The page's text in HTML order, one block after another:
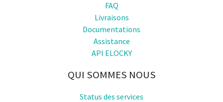
FAQ
Livraisons
Documentations
Assistance
API ELOCKY
QUI SOMMES NOUS
Status des services